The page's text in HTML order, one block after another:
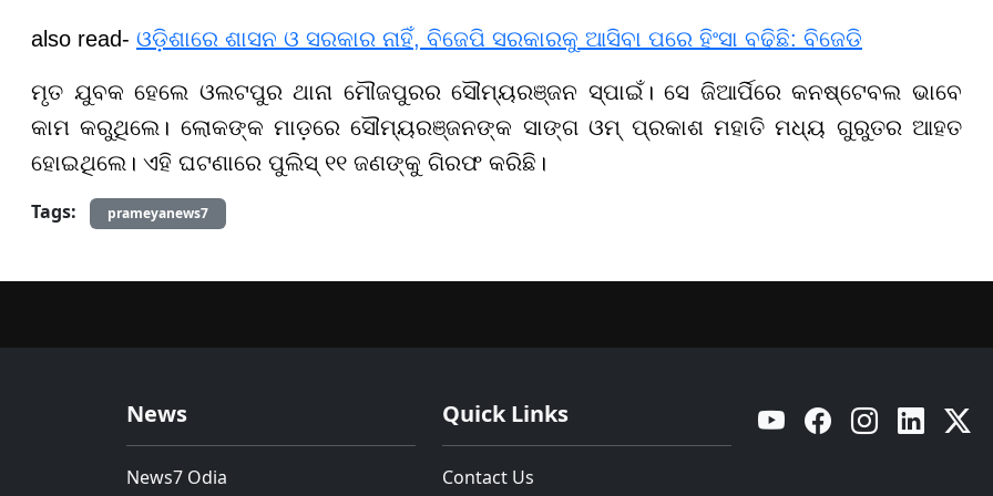
also read- ଓଡ଼ିଶାରେ ଶାସନ ଓ ସରକାର ନାହିଁ, ବିଜେପି ସରକାରକୁ ଆସିବା ପରେ ହିଂସା ବଢିଛି: ବିଜେଡି
ମୃତ ଯୁବକ ହେଲେ ଓଲଟପୁର ଥାନା ମୌଜପୁରର ସୌମ୍ୟରଞ୍ଜନ ସ୍ପାଇଁ। ସେ ଜିଆର୍ପିରେ କନଷ୍ଟେବଲ ଭାବେ
କାମ କରୁଥିଲେ। ଲୋକଙ୍କ ମାଡ଼ରେ ସୌମ୍ୟରଞ୍ଜନଙ୍କ ସାଙ୍ଗ ଓମ୍ ପ୍ରକାଶ ମହାତି ମଧ୍ୟ ଗୁରୁତର ଆହତ
ହୋଇଥିଲେ। ଏହି ଘଟଣାରେ ପୁଲିସ୍ ୧୧ ଜଣଙ୍କୁ ଗିରଫ କରିଛି।
Tags:
prameyanews7
News
News7 Odia
Quick Links
Contact Us
YouTube Facebook Instagram